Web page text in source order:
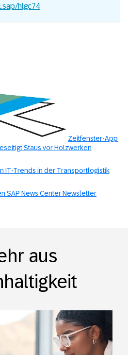
hlgc74
Zeitfenster-App
Staus vor Holzwerken
IT-Trends in der Transportlogistik
SAP News Center Newsletter
aus